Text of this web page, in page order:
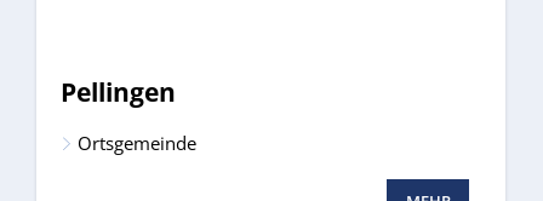
Pellingen
Ortsgemeinde